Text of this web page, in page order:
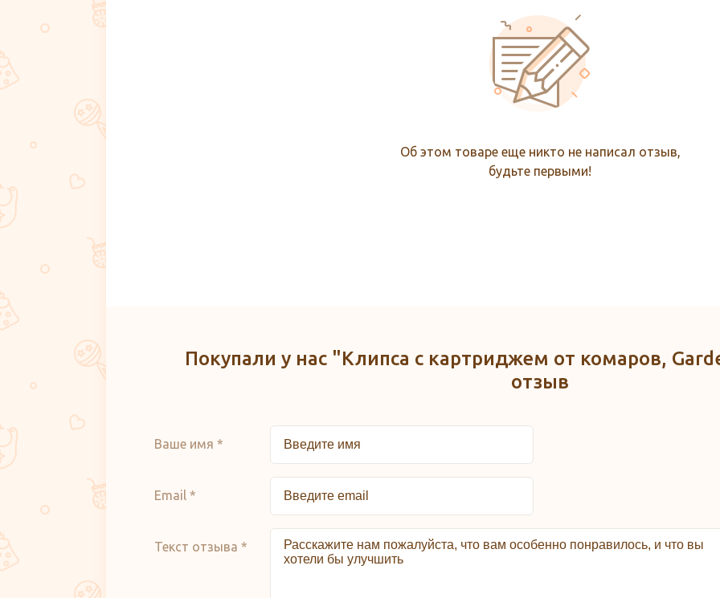
Об этом товаре еще никто не написал отзыв,
будьте первыми!
Покупали у нас "Клипса с картриджем от комаров,
отзыв
Ваше имя *
Email *
Текст отзыва *